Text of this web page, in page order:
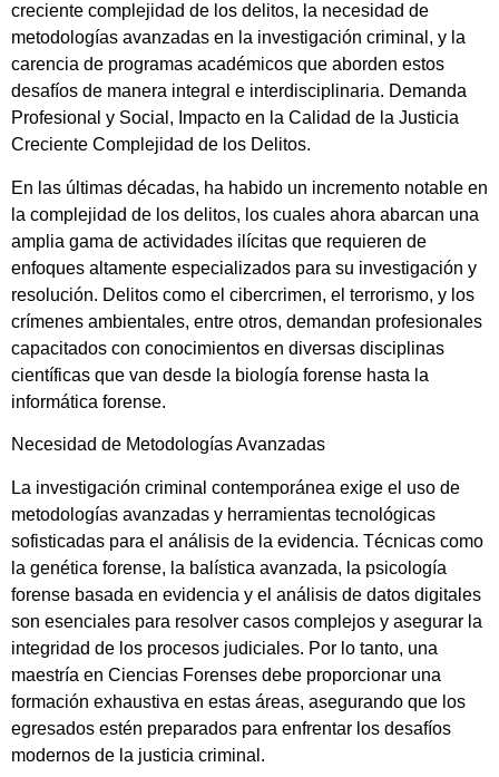
creciente complejidad de los delitos, la necesidad de
metodologías avanzadas en la investigación criminal, y la
carencia de programas académicos que aborden estos
desafíos de manera integral e interdisciplinaria. Demanda
Profesional y Social, Impacto en la Calidad de la Justicia
Creciente Complejidad de los Delitos.
En las últimas décadas, ha habido un incremento notable en
la complejidad de los delitos, los cuales ahora abarcan una
amplia gama de actividades ilícitas que requieren de
enfoques altamente especializados para su investigación y
resolución. Delitos como el cibercrimen, el terrorismo, y los
crímenes ambientales, entre otros, demandan profesionales
capacitados con conocimientos en diversas disciplinas
científicas que van desde la biología forense hasta la
informática forense.
Necesidad de Metodologías Avanzadas
La investigación criminal contemporánea exige el uso de
metodologías avanzadas y herramientas tecnológicas
sofisticadas para el análisis de la evidencia. Técnicas como
la genética forense, la balística avanzada, la psicología
forense basada en evidencia y el análisis de datos digitales
son esenciales para resolver casos complejos y asegurar la
integridad de los procesos judiciales. Por lo tanto, una
maestría en Ciencias Forenses debe proporcionar una
formación exhaustiva en estas áreas, asegurando que los
egresados estén preparados para enfrentar los desafíos
modernos de la justicia criminal.